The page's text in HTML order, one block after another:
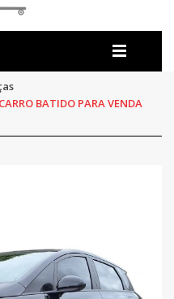
BATIDO PARA VENDA